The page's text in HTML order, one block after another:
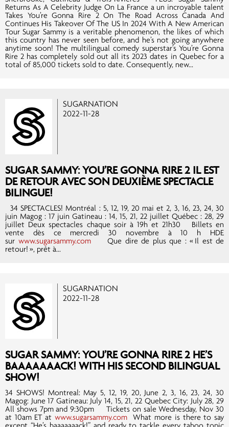
Returns As A Celebrity Judge On La France a un incroyable talent
Takes You’re Gonna Rire 2 On The Road Across Canada And
Continues His Takeover Of The US In 2024 With A New American
Tour Sugar Sammy is a veritable phenomenon, the likes of which
this country has never seen before, and he’s not going anywhere
anytime soon! The multilingual comedy superstar’s You’re Gonna
Rire 2 has completely sold out all its 2023 dates in Quebec for a
total of 85,000 tickets sold to date. Consequently, new...
SUGARNATION
2022-11-28
SUGAR SAMMY: YOU’RE GONNA RIRE 2 IL EST
DE RETOUR AVEC SON DEUXIÈME SPECTACLE
BILINGUE!
34 SPECTACLES! Montréal : 5, 12, 19, 20 mai et 2, 3, 16, 23, 24, 30
juin Magog : 17 juin Gatineau : 14, 15, 21, 22 juillet Québec : 28, 29
juillet Deux spectacles chaque soir à 19h et 21h30 Billets en
vente dès ce mercredi 30 novembre à 10 h HDE
sur www.sugarsammy.comQue dire de plus que : « Il est de
retour! », prêt à...
SUGARNATION
2022-11-28
SUGAR SAMMY: YOU’RE GONNA RIRE 2 HE’S
BAAAAAAACK! WITH HIS SECOND BILINGUAL
SHOW!
34 SHOWS! Montreal: May 5, 12, 19, 20, June 2, 3, 16, 23, 24, 30
Magog: June 17 Gatineau: July 14, 15, 21, 22 Quebec City: July 28, 29
All shows 7pm and 9:30pm Tickets on sale Wednesday, Nov 30
at 10am ET at www.sugarsammy.comWhat more is there to say
except “He’s baaaaaaack!” and ready to tackle every taboo topic